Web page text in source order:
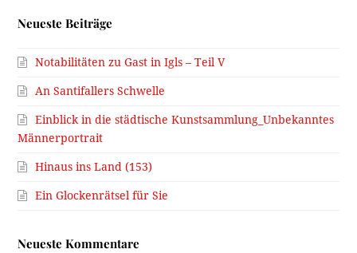
Neueste Beiträge
Notabilitäten zu Gast in Igls – Teil V
An Santifallers Schwelle
Einblick in die städtische Kunstsammlung_Unbekanntes
Männerportrait
Hinaus ins Land (153)
Ein Glockenrätsel für Sie
Neueste Kommentare